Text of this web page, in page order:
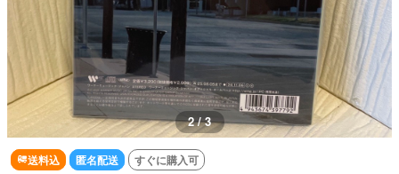
2 / 3
送料込 匿名配送 すぐに購入可